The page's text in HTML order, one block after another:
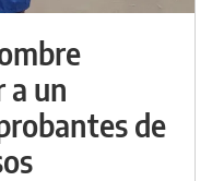
a un
de